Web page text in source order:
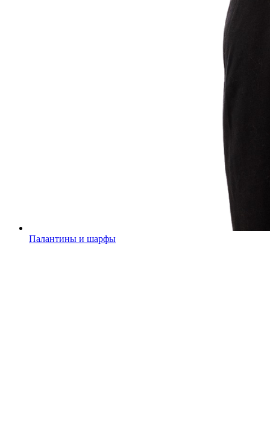
Палантины и шарфы